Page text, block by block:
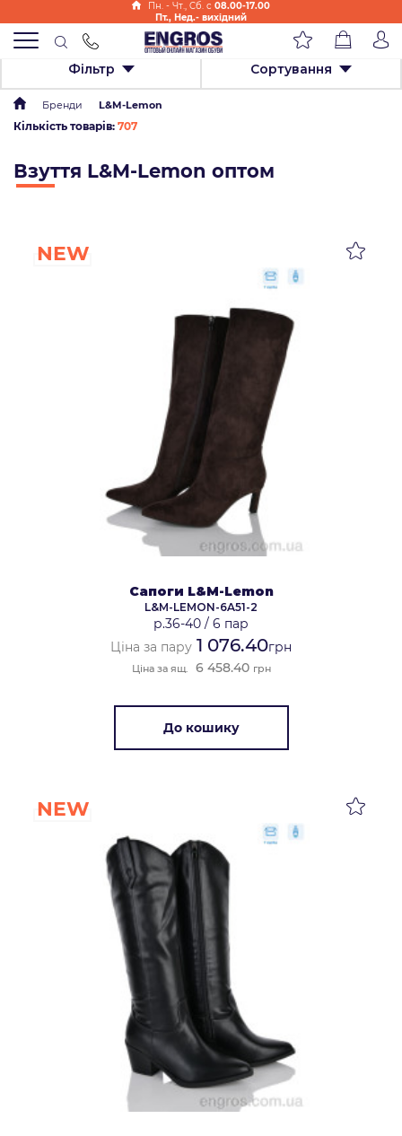
Пн. - Чт., Cб. с 08.00-17.00
Пт., Нед.- вихідний
Фільтр Сортування
Бренди L&M-Lemon
Кількість товарів: 707
Взуття L&M-Lemon оптом
NEW
Сапоги L&M-Lemon
L&M-LEMON-6A51-2
р.36-40 / 6 пар
Ціна за пару 1 076.40грн
Ціна за ящ. 6 458.40 грн
До кошику
NEW